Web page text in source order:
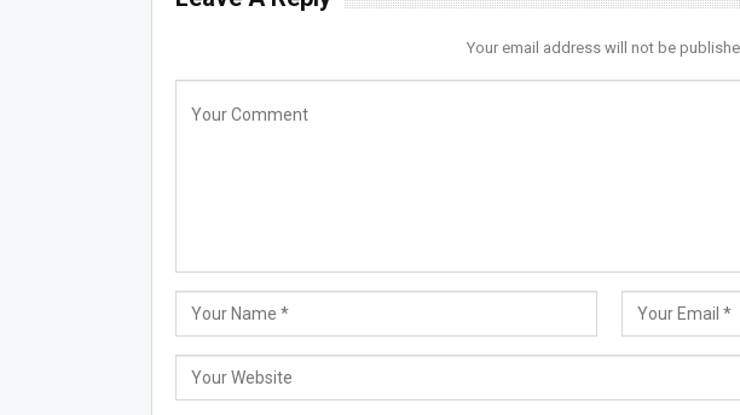
Your email address will not be